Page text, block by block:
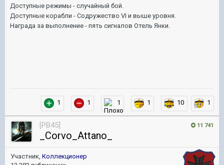
Доступные режимы - случайный бой.
Доступные корабли - Содружество VI и выше уровня.
Награда за выполнение - пять сигналов Отель Янки.
1 1 1 1 10 1
11 741
[PB45]
_Corvo_Attano_
Участник, Коллекционер